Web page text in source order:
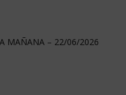
MAÑANA – 22/06/2026